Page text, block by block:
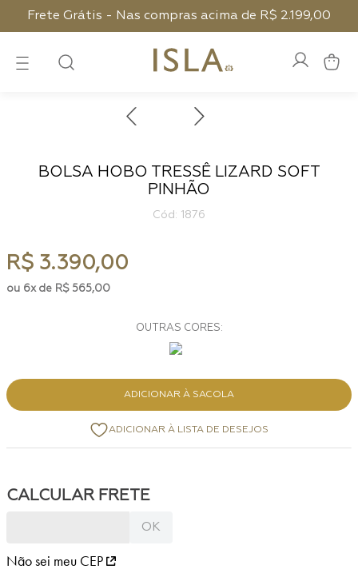
Frete Grátis - Nas compras acima de R$ 2.199,00
BOLSA HOBO TRESSÊ LIZARD SOFT
PINHÃO
: 1876
R$ 3.390,00
6 R$ 565,00
ADICIONAR À SACOLA
Não sei meu CEP